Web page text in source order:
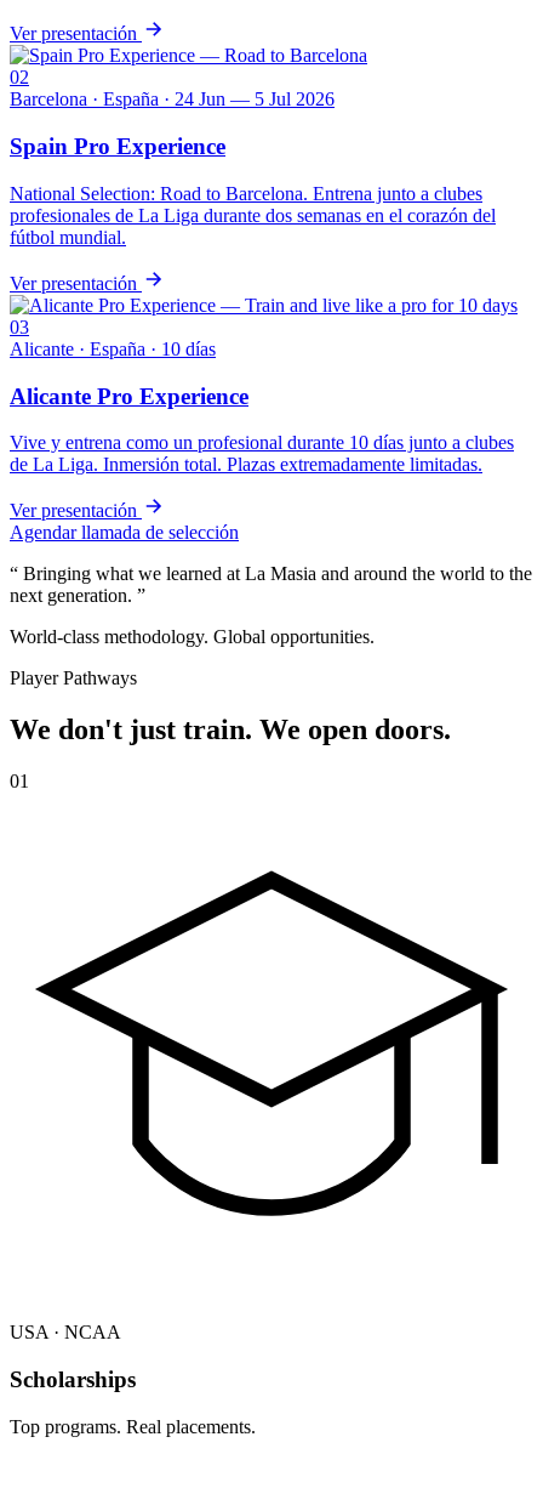
Ver presentación
02
Barcelona · España · 24 Jun — 5 Jul 2026
Spain Pro Experience
National Selection: Road to Barcelona. Entrena junto a clubes
profesionales de La Liga durante dos semanas en el corazón del
fútbol mundial.
Ver presentación
03
Alicante · España · 10 días
Alicante Pro Experience
Vive y entrena como un profesional durante 10 días junto a clubes
de La Liga. Inmersión total. Plazas extremadamente limitadas.
Ver presentación
Agendar llamada de selección
“ Bringing what we learned at La Masia and around the world to the
next generation. ”
World-class methodology. Global opportunities.
Player Pathways
We don't just train. We open doors.
01
USA · NCAA
Scholarships
Top programs. Real placements.